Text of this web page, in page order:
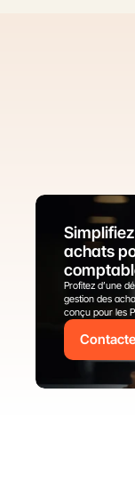
achats
Profitez d’une
gestion des
conçu pour les